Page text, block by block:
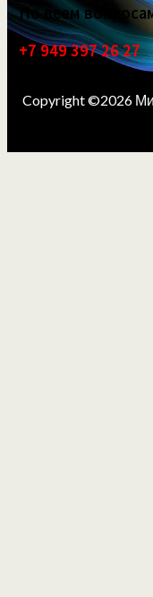
По всем
+7 949 397 26 27
Copyright ©2026